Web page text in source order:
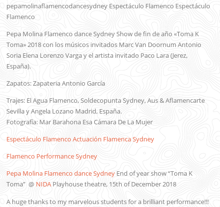
pepamolinaflamencodancesydney Espectáculo Flamenco Espectáculo
Flamenco
Pepa Molina Flamenco dance Sydney Show de fin de año «Toma K
Toma» 2018 con los músicos invitados Marc Van Doornum Antonio
Soria Elena Lorenzo Varga y el artista invitado Paco Lara (Jerez,
España).
Zapatos: Zapateria Antonio García
Trajes: El Agua Flamenco, Soldecopunta Sydney, Aus & Aflamencarte
Sevilla y Angela Lozano Madrid, España.
Fotografía: Mar Barahona Esa Cámara De La Mujer
Espectáculo Flamenco Actuación Flamenca Sydney
Flamenco Performance Sydney
Pepa Molina Flamenco dance Sydney End of year show “Toma K
Toma” @ NIDA Playhouse theatre, 15th of December 2018
A huge thanks to my marvelous students for a brilliant performance!!!